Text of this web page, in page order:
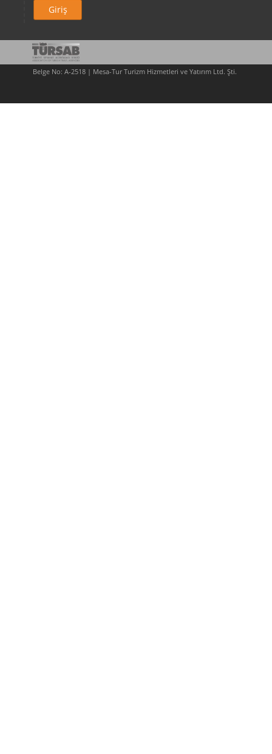
Giriş
Belge No: A-2518 | Mesa-Tur Turizm Hizmetleri ve Yatırım Ltd. Şti.